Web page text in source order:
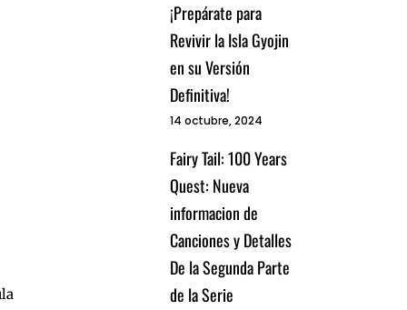
¡Prepárate para
Revivir la Isla Gyojin
en su Versión
Definitiva!
14 octubre, 2024
Fairy Tail: 100 Years
Quest: Nueva
informacion de
Canciones y Detalles
De la Segunda Parte
de la Serie